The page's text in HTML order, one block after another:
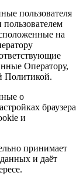
пользователя
на
Оператору,
Политикой.
о
браузера
и
принимает
и даёт